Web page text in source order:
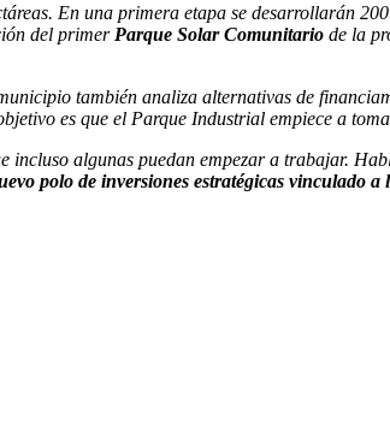
En una primera etapa se desarrollarán
del primer Parque Solar Comunitario de la
también analiza alternativas de
es que el Parque Industrial empiece a
incluso algunas puedan empezar a trabajar.
polo de inversiones estratégicas vinculado